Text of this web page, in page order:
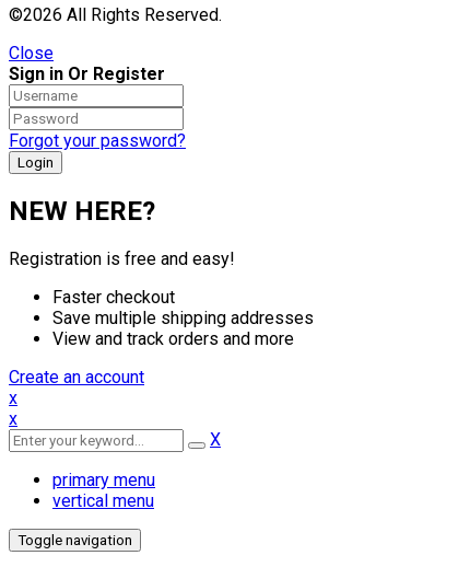
©2026 All Rights Reserved.
Close
Sign in Or Register
Forgot your password?
NEW HERE?
Registration is free and easy!
Faster checkout
Save multiple shipping addresses
View and track orders and more
Create an account
x
x
X
primary menu
vertical menu
Toggle navigation